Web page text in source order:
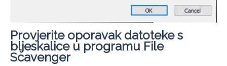
Provjerite oporavak datoteke s
bljeskalice u programu File
Scavenger